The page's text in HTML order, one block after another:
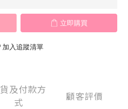
立即購買
加入追蹤清單
及付款方
式
顧客評價